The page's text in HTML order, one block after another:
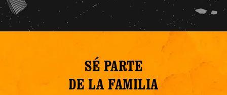
SÉ PARTE
DE LA FAMILIA